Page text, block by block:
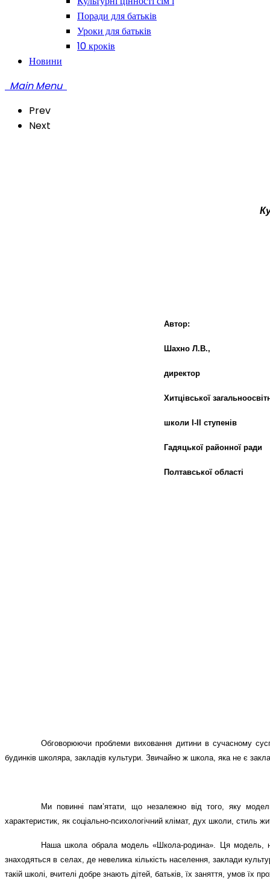
Поради для батьків
Уроки для батьків
10 кроків
Новини
Main Menu
Prev
Next
Автор:
Шахно Л.В.,
директор
Хитцівської
школи І-ІІ ступенів
Гадяцької районної ради
Полтавської області
Обговорюючи проблеми виховання дитини в сучасному
будинків школяра, закладів культури. Звичайно ж школа, яка не є
Ми повинні пам’ятати, що незалежно від того, яку
характеристик, як соціально-психологічний клімат, дух школи, стиль
Наша школа обрала модель «Школа-родина». Ця модель, на
знаходяться в селах, де невелика кількість населення, заклади
такій школі, вчителі добре знають дітей, батьків, їх заняття, умов їх